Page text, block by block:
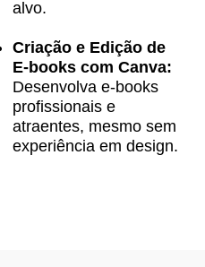
alvo.
Criação e Edição de
E-books com Canva:
Desenvolva e-books
profissionais e
atraentes, mesmo sem
experiência em design.